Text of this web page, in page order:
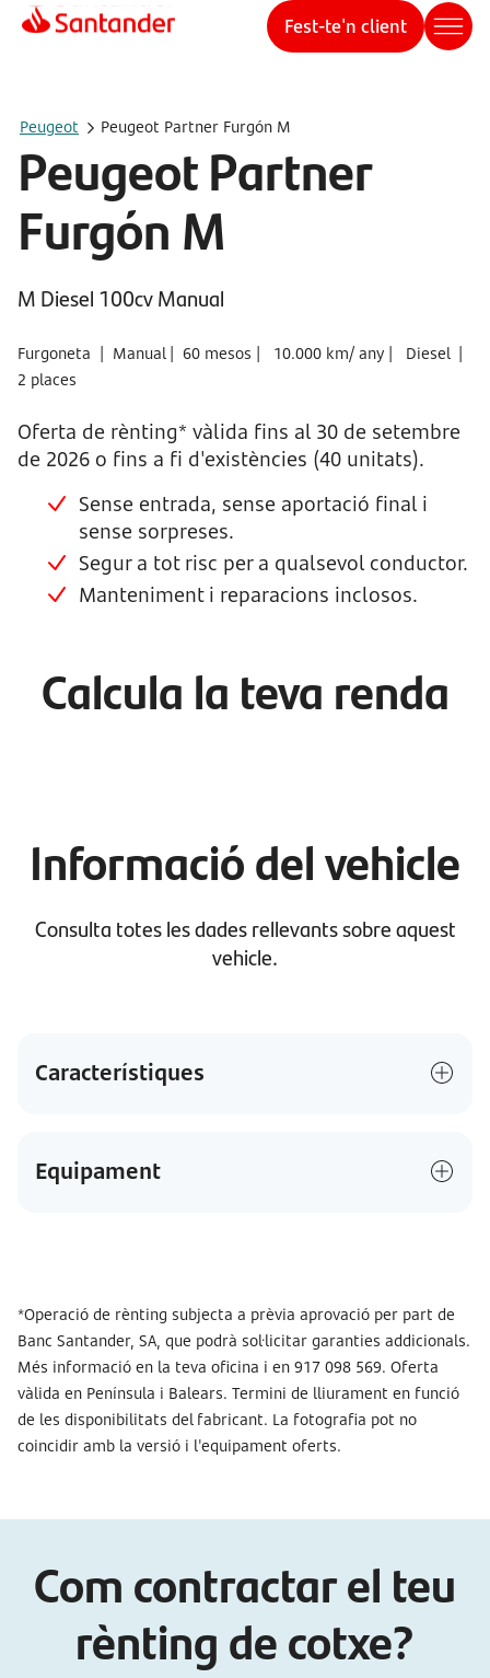
Fest-te'n client
Peugeot Peugeot Partner Furgón M
Peugeot Partner
Furgón M
M Diesel 100cv Manual
Furgoneta | Manual | 60 mesos | 10.000 km/ any |
Diesel |
2 places
Oferta de rènting* vàlida fins al 30 de setembre
de 2026 o fins a fi d'existències (40 unitats).
Sense entrada, sense aportació final i
sense sorpreses.
Segur a tot risc per a qualsevol conductor.
Manteniment i reparacions inclosos.
Calcula la teva renda
Informació del vehicle
Consulta totes les dades rellevants sobre aquest
vehicle.
Característiques
Equipament
*Operació de rènting subjecta a prèvia aprovació per part de
Banc Santander, SA, que podrà sol·licitar garanties addicionals.
Més informació en la teva oficina i en 917 098 569. Oferta
vàlida en Península i Balears. Termini de lliurament en funció
de les disponibilitats del fabricant. La fotografia pot no
coincidir amb la versió i l'equipament oferts.
Com contractar el teu
rènting de cotxe?